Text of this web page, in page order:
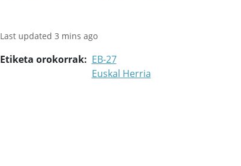
Last updated 3 mins ago
Etiketa orokorrak
EB-27
Euskal Herria